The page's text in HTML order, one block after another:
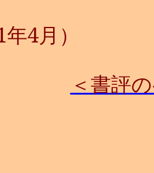
年4月）
＜書評